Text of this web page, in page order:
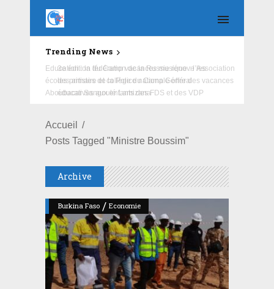
Trending News
Education : la fédération de la Russie rénove les
écoles primaire et collège du Camp Général
Aboubacar Sangoulé Lamizana
Accueil
Posts Tagged "Ministre Boussim"
Archive
Burkina Faso / Economie